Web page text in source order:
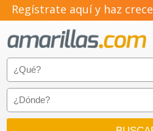
Regístrate aquí y haz